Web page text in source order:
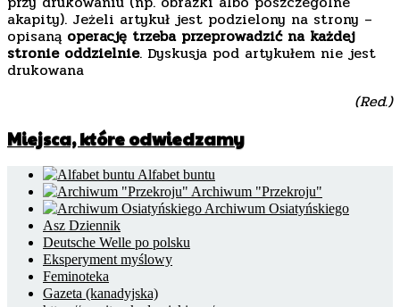
akapity). Jeżeli artykuł jest podzielony na strony –
opisaną operację trzeba przeprowadzić na każdej
stronie oddzielnie. Dyskusja pod artykułem nie jest
drukowana
(Red.)
Miejsca, które odwiedzamy
Alfabet buntu
Archiwum "Przekroju"
Archiwum Osiatyńskiego
Asz Dziennik
Deutsche Welle po polsku
Eksperyment myślowy
Feminoteka
Gazeta (kanadyjska)